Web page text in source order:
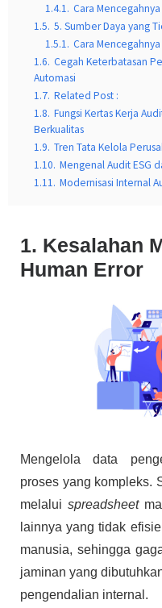
1.4.1. Cara Mencegahnya
1.5. 5. Sumber Daya yang
1.5.1. Cara Mencegahnya
1.6. Cegah Keterbatasan
Automasi
1.7. Related Post :
1.8. Fungsi Kertas Kerja
Berkualitas
1.9. Tren Tata Kelola
1.10. Mengenal Audit ESG
1.11. Modernisasi Internal
1. Kesalahan
Human Error
Mengelola data
proses yang kompleks.
melalui spreadsheet
lainnya yang tidak
manusia, sehingga
jaminan yang
pengendalian internal.